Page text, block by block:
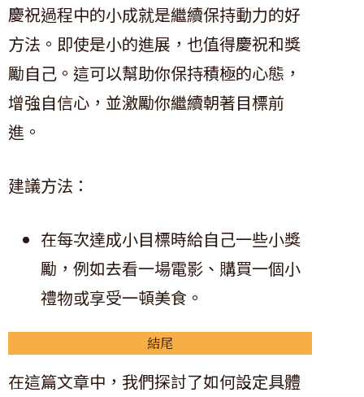
慶祝過程中的小成就是繼續保持動力的好
方法。即使是小的進展，也值得慶祝和獎
勵自己。這可以幫助你保持積極的心態，
增強自信心，並激勵你繼續朝著目標前
進。
建議方法：
在每次達成小目標時給自己一些小獎
勵，例如去看一場電影、購買一個小
禮物或享受一頓美食。
結尾
在這篇文章中，我們探討了如何設定具體